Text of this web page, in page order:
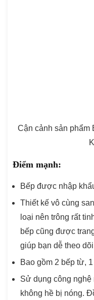
Cận cảnh sản phẩm
Điểm mạnh:
Bếp được nhập
Thiết kế vô cùng
loại nên trông rất
bếp cũng được
giúp bạn dễ theo
Bao gồm 2 bếp từ,
Sử dụng công nghệ
không hề bị nóng.